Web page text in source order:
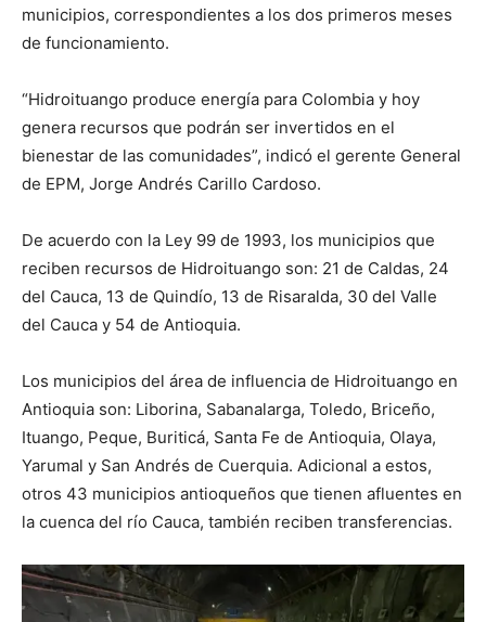
municipios, correspondientes a los dos primeros meses
de funcionamiento.
“Hidroituango produce energía para Colombia y hoy
genera recursos que podrán ser invertidos en el
bienestar de las comunidades”, indicó el gerente General
de EPM, Jorge Andrés Carillo Cardoso.
De acuerdo con la Ley 99 de 1993, los municipios que
reciben recursos de Hidroituango son: 21 de Caldas, 24
del Cauca, 13 de Quindío, 13 de Risaralda, 30 del Valle
del Cauca y 54 de Antioquia.
Los municipios del área de influencia de Hidroituango en
Antioquia son: Liborina, Sabanalarga, Toledo, Briceño,
Ituango, Peque, Buriticá, Santa Fe de Antioquia, Olaya,
Yarumal y San Andrés de Cuerquia. Adicional a estos,
otros 43 municipios antioqueños que tienen afluentes en
la cuenca del río Cauca, también reciben transferencias.